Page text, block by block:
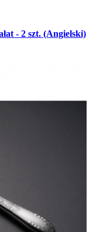
- 2 szt. (Angielski)